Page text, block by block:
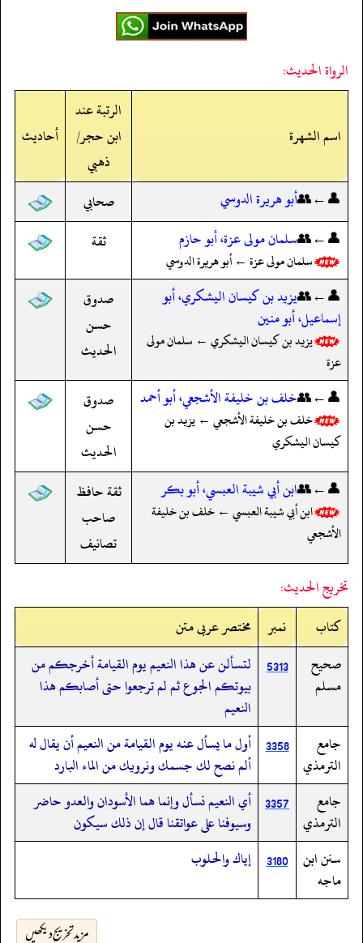
الرواة الحديث:
اسم الشهرة
الرتبة عند
ابن حجر/
ذهبي
أحاديث
👤←👥أبو هريرة الدوسي
صحابي
👤←👥سلمان مولى عزة، أبو حازم
سلمان مولى عزة ← أبو هريرة الدوسي
ثقة
👤←👥يزيد بن كيسان اليشكري، أبو
إسماعيل، أبو منين
يزيد بن كيسان اليشكري ← سلمان مولى
عزة
صدوق
حسن
الحديث
👤←👥خلف بن خليفة الأشجعي، أبو أحمد
خلف بن خليفة الأشجعي ← يزيد بن
كيسان اليشكري
صدوق
حسن
الحديث
👤←👥ابن أبي شيبة العبسي، أبو بكر
ابن أبي شيبة العبسي ← خلف بن خليفة
الأشجعي
ثقة حافظ
صاحب
تصانيف
تخريج الحديث:
کتاب
نمبر
مختصر عربی متن
صحيح
مسلم
5313
لتسألن عن هذا النعيم يوم القيامة أخرجكم من
بيوتكم الجوع ثم لم ترجعوا حتى أصابكم هذا
النعيم
جامع
الترمذي
3358 أول ما يسأل عنه يوم القيامة من النعيم أن يقال له
ألم نصح لك جسمك ونرويك من الماء البارد
جامع
الترمذي
3357 أي النعيم نسأل وإنما هما الأسودان والعدو حاضر
وسيوفنا على عواتقنا قال إن ذلك سيكون
سنن ابن
ماجه
3180 إياك والحلوب
مزید تخریج دیکھیں